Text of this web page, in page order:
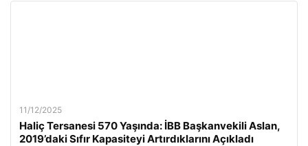
11/12/2025
Haliç Tersanesi 570 Yaşında: İBB Başkanvekili Aslan,
2019’daki Sıfır Kapasiteyi Artırdıklarını Açıkladı